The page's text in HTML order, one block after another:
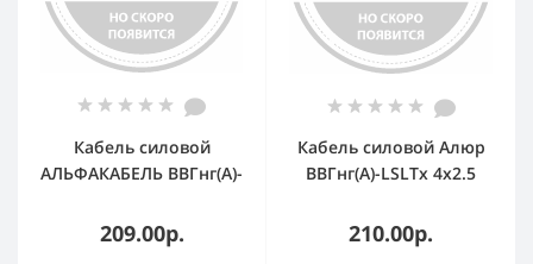
Кабель силовой
АЛЬФАКАБЕЛЬ ВВГнг(А)-
однопроволочный
ТРТС 656713
209.00р.
Кабель силовой Алюр
ВВГнг(А)-LSLTx 4х2.5
однопроволочный
(бухта)
210.00р.